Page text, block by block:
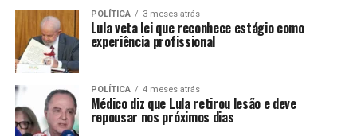
POLÍTICA 3 meses atrás
Lula veta lei que reconhece estágio como
experiência profissional
POLÍTICA 4 meses atrás
Médico diz que Lula retirou lesão e deve
repousar nos próximos dias